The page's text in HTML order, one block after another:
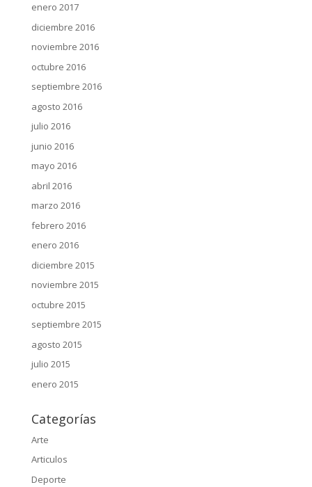
enero 2017
diciembre 2016
noviembre 2016
octubre 2016
septiembre 2016
agosto 2016
julio 2016
junio 2016
mayo 2016
abril 2016
marzo 2016
febrero 2016
enero 2016
diciembre 2015
noviembre 2015
octubre 2015
septiembre 2015
agosto 2015
julio 2015
enero 2015
Categorías
Arte
Articulos
Deporte